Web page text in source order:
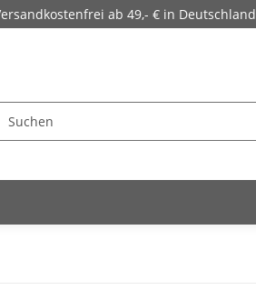
ab 49,- € in Deutschland